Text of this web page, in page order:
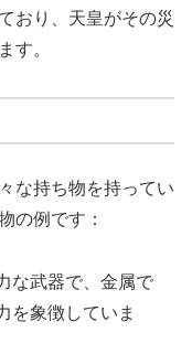
おり、天皇がその災
す。
な持ち物を持ってい
の例です：
な武器で、金属で
を象徴していま